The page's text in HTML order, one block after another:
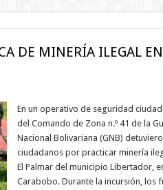
DE MINERÍA ILEGAL EN
En un operativo de seguridad
del Comando de Zona n.º 41 de la
Nacional Bolivariana (GNB)
ciudadanos por practicar minería
El Palmar del municipio Libertador,
Carabobo. Durante la incursión, los